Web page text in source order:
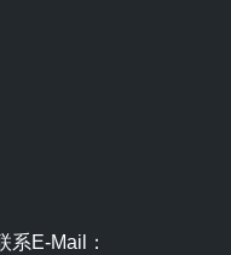
系E-Mail：